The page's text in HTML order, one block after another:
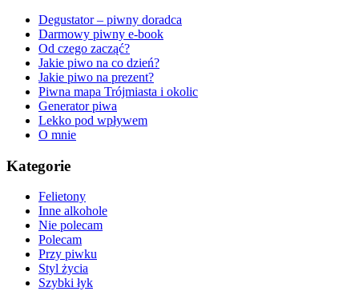
Degustator – piwny doradca
Darmowy piwny e-book
Od czego zacząć?
Jakie piwo na co dzień?
Jakie piwo na prezent?
Piwna mapa Trójmiasta i okolic
Generator piwa
Lekko pod wpływem
O mnie
Kategorie
Felietony
Inne alkohole
Nie polecam
Polecam
Przy piwku
Styl życia
Szybki łyk